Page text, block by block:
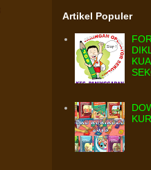
Artikel Populer